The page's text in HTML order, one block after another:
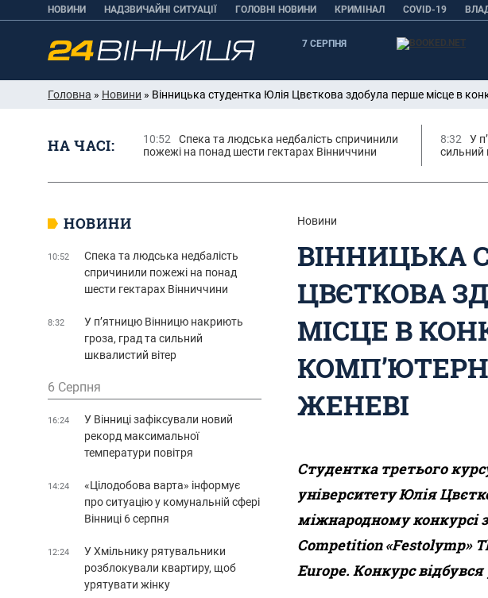
НОВИНИ НАДЗВИЧАЙНІ СИТУАЦІЇ ГОЛОВНІ НОВИНИ КРИМІНАЛ COVID-19
7 СЕРПНЯ
Головна » Новини » Вінницька студентка Юлія Цвєткова здобула перше місце в
НА ЧАСІ: 10:52
Спека та людська недбалість спричинили
пожежі на понад шести гектарах Вінниччини
8:32
У
сильний
Новини
ВІННИЦЬКА
ЦВЄТКОВА
МІСЦЕ В
ЖЕНЕВІ
Студентка третього
університету Юлія
міжнародному конкурсі
Competition «Festolymp»
Europe. Конкурс
НОВИНИ
10:52
Спека та людська недбалість
спричинили пожежі на понад
шести гектарах Вінниччини
8:32
У п’ятницю Вінницю накриють
гроза, град та сильний
шквалистий вітер
6 Серпня
16:24
У Вінниці зафіксували новий
рекорд максимальної
температури повітря
14:24
«Цілодобова варта» інформує
про ситуацію у комунальній сфері
Вінниці 6 серпня
12:24
У Хмільнику рятувальники
розблокували квартиру, щоб
урятувати жінку